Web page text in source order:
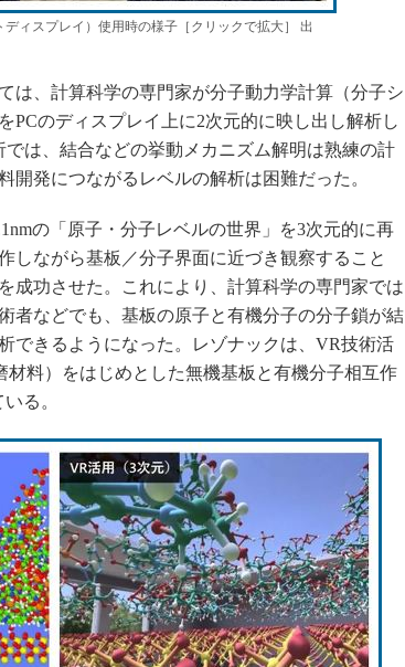
ィスプレイ）使用時の様子［クリックで拡大］ 出
は、計算科学の専門家が分子動力学計算（分子シ
PCのディスプレイ上に2次元的に映し出し解析し
は、結合などの挙動メカニズム解明は熟練の計
開発につながるレベルの解析は困難だった。
の「原子・分子レベルの世界」を3次元的に再
しながら基板／分子界面に近づき観察すること
成功させた。これにより、計算科学の専門家では
者などでも、基板の原子と有機分子の分子鎖が結
できるようになった。レゾナックは、VR技術活
材料）をはじめとした無機基板と有機分子相互作
る。